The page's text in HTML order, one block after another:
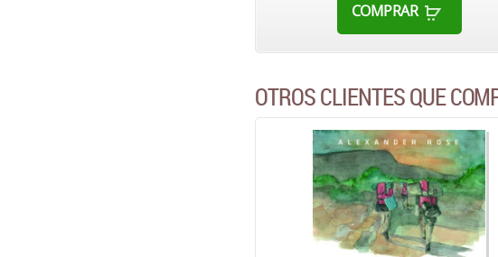
COMPRAR
OTROS CLIENTES QUE